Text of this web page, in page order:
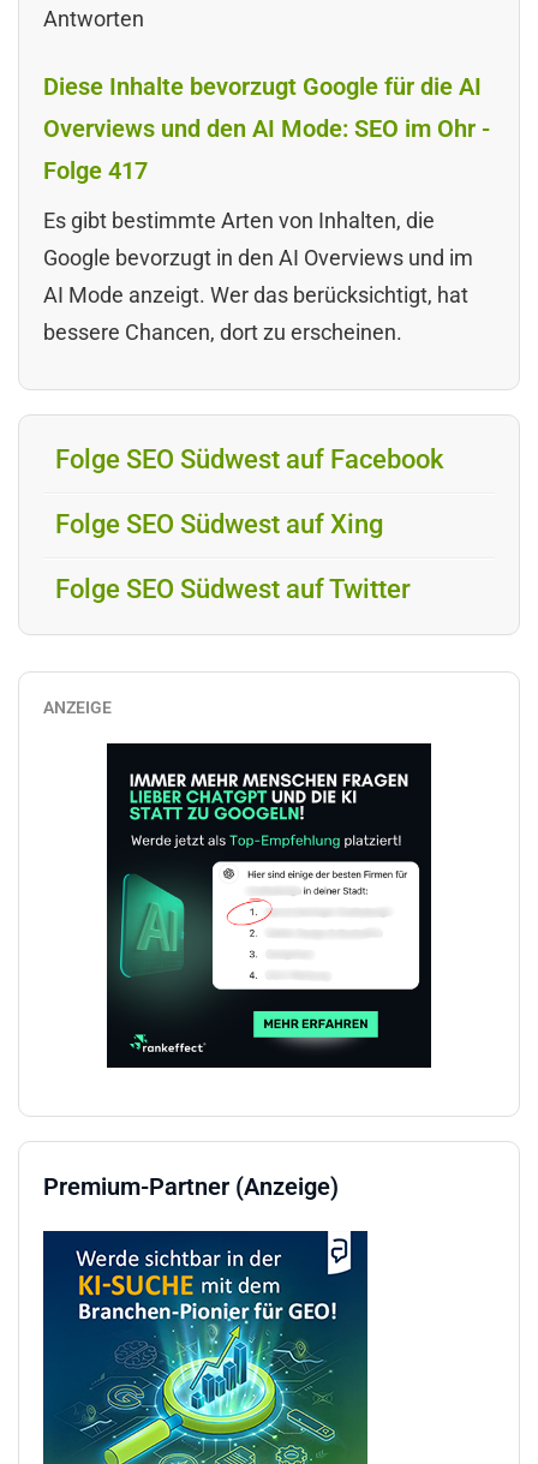
Antworten
Diese Inhalte bevorzugt Google für die AI
Overviews und den AI Mode: SEO im Ohr -
Folge 417
Es gibt bestimmte Arten von Inhalten, die
Google bevorzugt in den AI Overviews und im
AI Mode anzeigt. Wer das berücksichtigt, hat
bessere Chancen, dort zu erscheinen.
Folge SEO Südwest auf Facebook
Folge SEO Südwest auf Xing
Folge SEO Südwest auf Twitter
ANZEIGE
Premium-Partner (Anzeige)